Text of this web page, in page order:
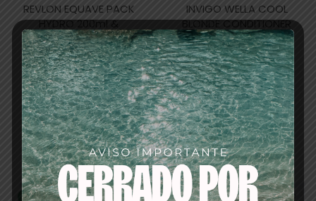
REVLON EQUAVE PACK
HYDRO 200ml &
SHAMPOO 100ml-
champú detox y
acondicionador
bifase sin aclarado
28,00€12,20€
Añadir al
carrito
INVIGO WELLA COOL
BLONDE CONDITIONER
200ml-
acondicionador
especial cabellos
rubios o blancos
21,43€16,99€
Añadir al
carrito
-21% -18%